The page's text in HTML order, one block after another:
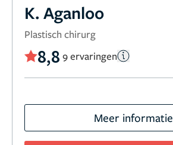
K. Aganloo
Plastisch chirurg
8,8 9 ervaringen
Meer informatie